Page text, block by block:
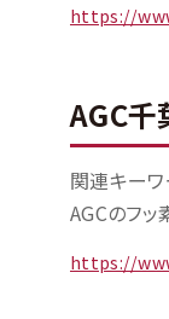
https://
AGC
関連キー
AGCのフ
https://